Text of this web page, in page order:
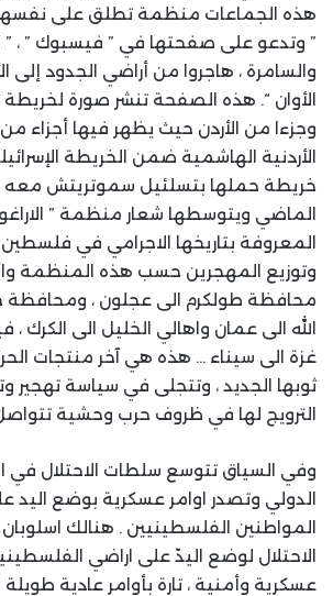
هذه الجماعات منظمة تطلق على نفسها
” وتدعو على صفحتها في ” فيسبوك ” ، ”
والسامرة ، هاجروا من أراضي الجدود إلى
الأوان “. هذه الصفحة تنشر صورة
وجزءا من الأردن حيث يظهر فيها أجزاء
الأردنية الهاشمية ضمن الخريطة
خريطة حملها بتسلئيل سموتريتش معه
الماضي ويتوسطها شعار منظمة ” الاراغون
المعروفة بتاريخها الاجرامي في فلسطين
وتوزيع المهجرين حسب هذه المنظمة
محافظة طولكرم الى عجلون ، ومحافظة
الله الى عمان واهالي الخليل الى الكرك
غزة الى سيناء … هذه هي آخر منتجات
ثوبها الجديد ، وتتجلى في سياسة تهجير
الترويج لها في ظروف حرب وحشية
وفي السياق تتوسع سلطات الاحتلال في
الدولي وتصدر اوامر عسكرية بوضع اليد
المواطنين الفلسطينيين . هنالك
الاحتلال لوضع اليدّ على اراضي
عسكرية وأمنية ، تارة بأوامر عادية